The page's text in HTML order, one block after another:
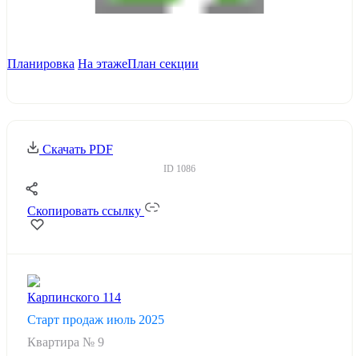
Планировка На этажеПлан секции
Скачать PDF
ID 1086
Скопировать ссылку
Карпинского 114
Старт продаж июль 2025
Квартира № 9